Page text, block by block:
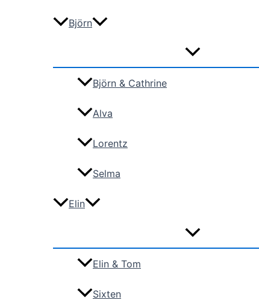
Björn
Björn & Cathrine
Alva
Lorentz
Selma
Elin
Elin & Tom
Sixten